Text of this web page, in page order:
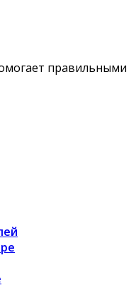
правильными